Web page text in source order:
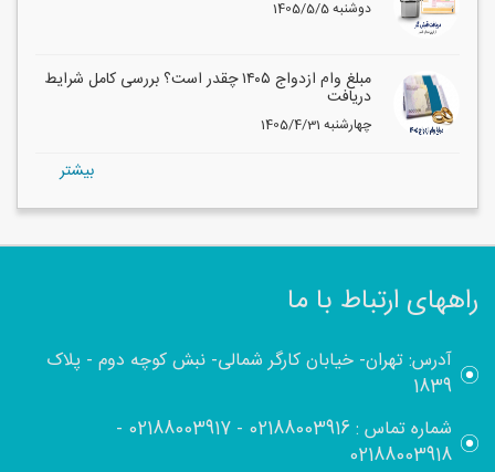
1405/5/5 دوشنبه
مبلغ وام ازدواج ۱۴۰۵ چقدر است؟ بررسی کامل شرایط
دریافت
1405/4/31 چهارشنبه
بيشتر
راههای ارتباط با ما
آدرس: تهران- خیابان کارگر شمالی- نبش کوچه دوم - پلاک
1839
شماره تماس :02188003916
-
02188003917
-
02188003918